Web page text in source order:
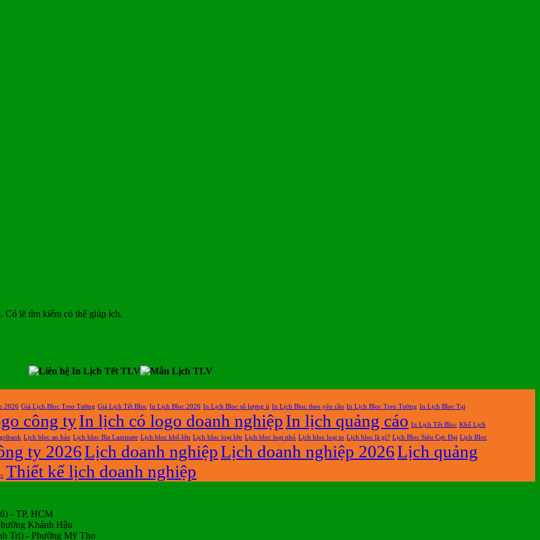
Có lẽ tìm kiếm có thể giúp ích.
2026 Giá Lịch Bloc Treo Tường Giá Lịch Tết Bloc In Lịch Bloc 2026 In Lịch Bloc số lượng ít In Lịch Bloc theo yêu cầu In Lịch Bloc Treo Tường In Lịch Bloc Tại
công tyIn lịch có logo doanh nghiệpIn lịch quảng cáo In Lịch Tết Bloc Khổ Lịch
Lịch bloc an hảo Lịch bloc Bìa Laminate Lịch bloc khổ lớn Lịch bloc loại lớn Lịch bloc loại nhỏ Lịch bloc loại to Lịch bloc là gì? Lịch Bloc Siêu Cực Đại Lịch Bloc
ty 2026Lịch doanh nghiệpLịch doanh nghiệp 2026Lịch quảng
Thiết kế lịch doanh nghiệp
- TP. HCM
Khánh Hậu
Trị) - Phường Mỹ Tho